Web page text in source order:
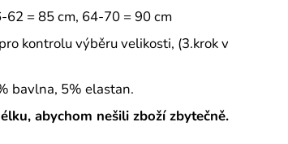
62 = 85 cm, 64-70 = 90 cm
kontrolu výběru velikosti, (3.krok v
bavlna, 5% elastan.
abychom nešili zboží zbytečně.